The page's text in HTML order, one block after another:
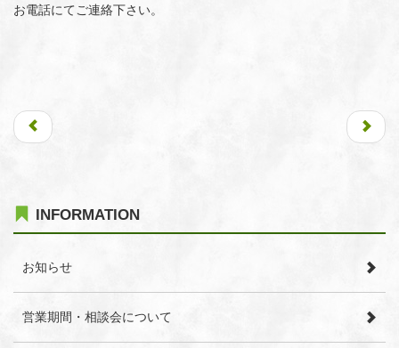
お電話にてご連絡下さい。
INFORMATION
お知らせ
営業期間・相談会について